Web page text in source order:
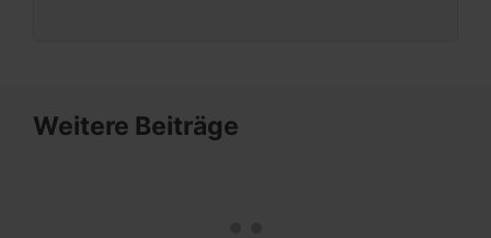
Weitere Beiträge